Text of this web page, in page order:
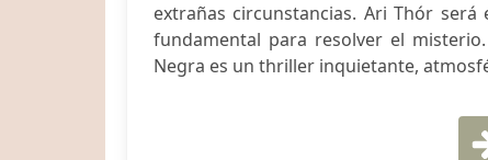
extrañas circunstancias. Ari Thór
fundamental para resolver el
Negra es un thriller inquietante,